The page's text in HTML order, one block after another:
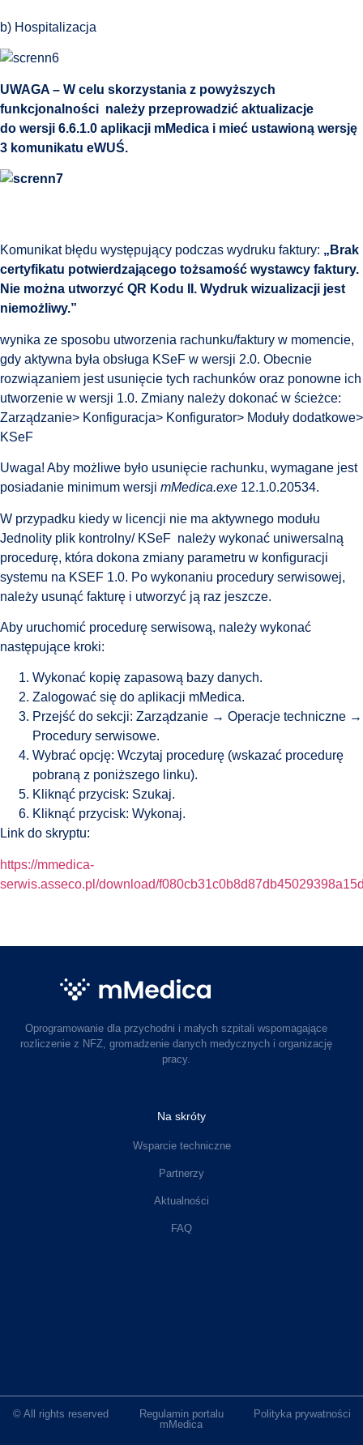
b) Hospitalizacja
UWAGA – W celu skorzystania z powyższych
funkcjonalności należy przeprowadzić aktualizacje
do wersji 6.6.1.0 aplikacji mMedica i mieć ustawioną wersję
3 komunikatu eWUŚ.
Komunikat błędu występujący podczas wydruku faktury: „Brak
certyfikatu potwierdzającego tożsamość wystawcy faktury.
Nie można utworzyć QR Kodu II. Wydruk wizualizacji jest
niemożliwy.”
wynika ze sposobu utworzenia rachunku/faktury w momencie,
gdy aktywna była obsługa KSeF w wersji 2.0. Obecnie
rozwiązaniem jest usunięcie tych rachunków oraz ponowne ich
utworzenie w wersji 1.0. Zmiany należy dokonać w ścieżce:
Zarządzanie> Konfiguracja> Konfigurator> Moduły dodatkowe>
KSeF
Uwaga! Aby możliwe było usunięcie rachunku, wymagane jest
posiadanie minimum wersji mMedica.exe 12.1.0.20534.
W przypadku kiedy w licencji nie ma aktywnego modułu
Jednolity plik kontrolny/ KSeF należy wykonać uniwersalną
procedurę, która dokona zmiany parametru w konfiguracji
systemu na KSEF 1.0. Po wykonaniu procedury serwisowej,
należy usunąć fakturę i utworzyć ją raz jeszcze.
Aby uruchomić procedurę serwisową, należy wykonać
następujące kroki:
Wykonać kopię zapasową bazy danych.
Zalogować się do aplikacji mMedica.
Przejść do sekcji: Zarządzanie → Operacje techniczne →
Procedury serwisowe.
Wybrać opcję: Wczytaj procedurę (wskazać procedurę
pobraną z poniższego linku).
Kliknąć przycisk: Szukaj.
Kliknąć przycisk: Wykonaj.
Link do skryptu:
https://mmedica-
serwis.asseco.pl/download/
Oprogramowanie dla przychodni i małych szpitali wspomagające
rozliczenie z NFZ, gromadzenie danych medycznych i organizację
pracy.
Na skróty
Wsparcie techniczne
Partnerzy
Aktualności
FAQ
© All rights reserved
Regulamin portalu
mMedica
Polityka prywatności